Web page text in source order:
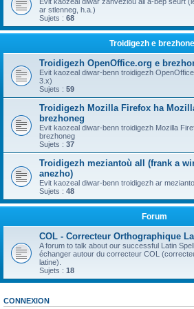
ar stlenneg, h.a.)
Sujets : 68
Troidigezh e
Troidigezh OpenOffice.org e
Evit kaozeal diwar-benn troidigezh
3.x)
Sujets : 59
Troidigezh Mozilla Firefox ha
brezhoneg
Evit kaozeal diwar-benn troidigezh Mozilla
brezhoneg
Sujets : 37
Troidigezh meziantoù all (frank a
anezho)
Evit kaozeal diwar-benn troidigezh ar
Sujets : 48
Forum
COL - Correcteur Orthographique
A forum to talk about our successful Latin
échanger autour du correcteur COL
latine).
Sujets : 18
CONNEXION